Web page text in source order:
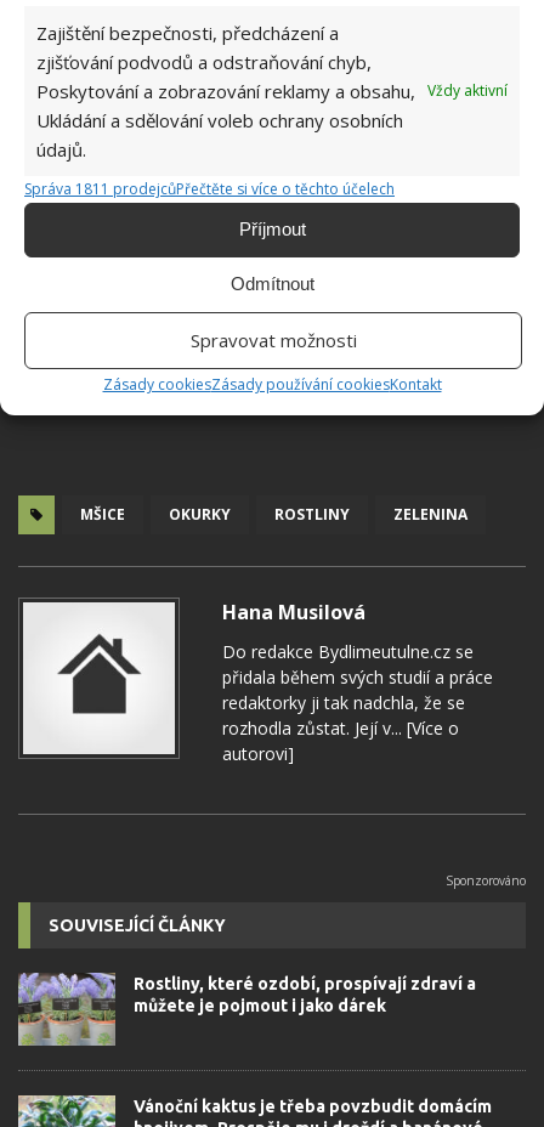
Zajištění bezpečnosti, předcházení a
zjišťování podvodů a odstraňování chyb,
Poskytování a zobrazování reklamy a obsahu,
Ukládání a sdělování voleb ochrany osobních
údajů.
Vždy aktivní
Správa 1811 prodejcůPřečtěte si více o těchto účelech
Příjmout
Odmítnout
Spravovat možnosti
Zásady cookiesZásady používání cookiesKontakt
MŠICE OKURKY ROSTLINY ZELENINA
Hana Musilová
Do redakce Bydlimeutulne.cz se
přidala během svých studií a práce
redaktorky ji tak nadchla, že se
rozhodla zůstat. Její v... [Více o
autorovi]
SOUVISEJÍCÍ ČLÁNKY
Rostliny, které ozdobí, prospívají zdraví a
můžete je pojmout i jako dárek
Vánoční kaktus je třeba povzbudit domácím